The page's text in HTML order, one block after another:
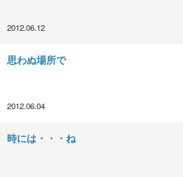
2012.06.12
思わぬ場所で
2012.06.04
時には・・・ね